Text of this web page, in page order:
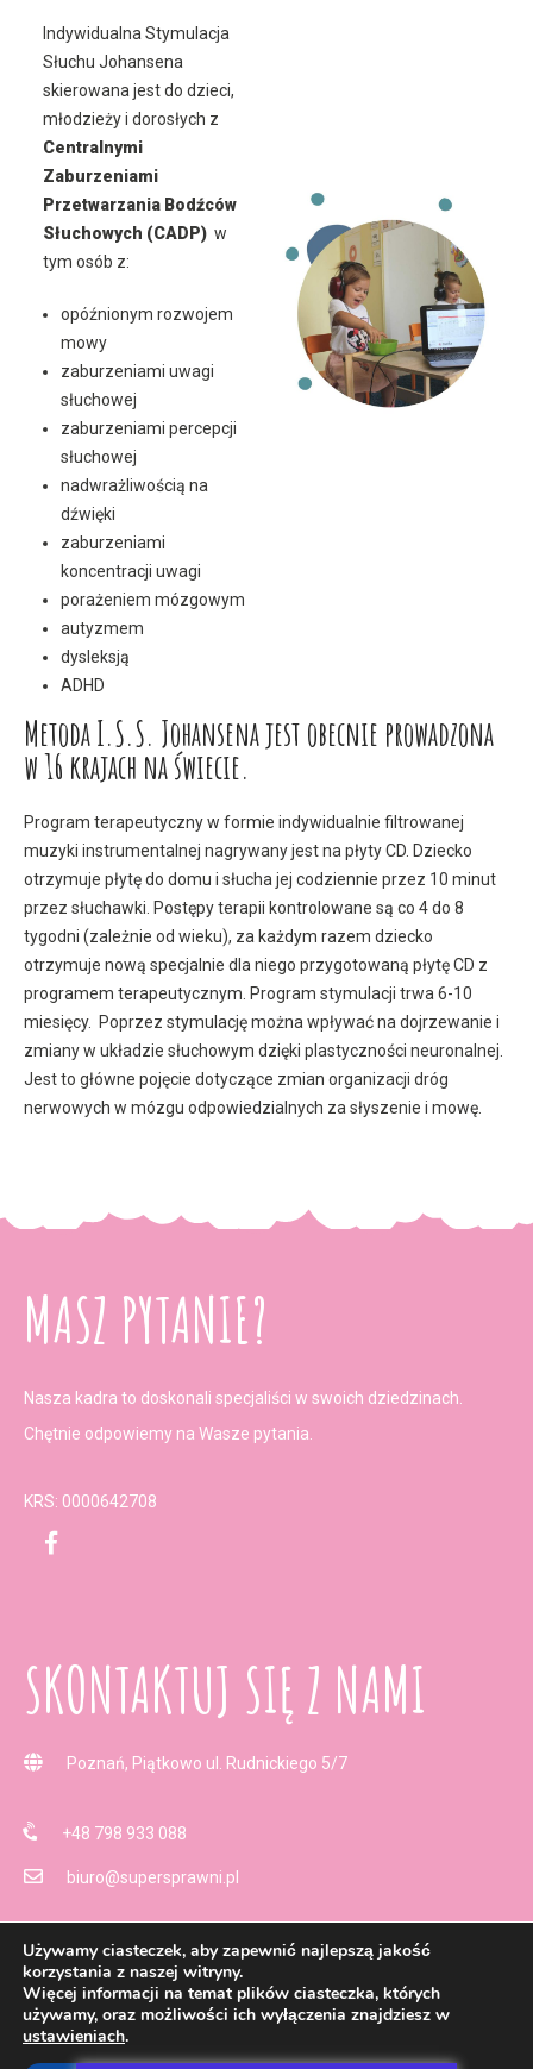
Indywidualna Stymulacja
Słuchu Johansena
skierowana jest do dzieci,
młodzieży i dorosłych z
Centralnymi
Zaburzeniami
Przetwarzania Bodźców
Słuchowych (CADP) w
tym osób z:
opóźnionym rozwojem
mowy
zaburzeniami uwagi
słuchowej
zaburzeniami percepcji
słuchowej
nadwrażliwością na
dźwięki
zaburzeniami
koncentracji uwagi
porażeniem mózgowym
autyzmem
dysleksją
ADHD
Metoda I.S.S. Johansena jest obecnie prowadzona
w 16 krajach na świecie.
Program terapeutyczny w formie indywidualnie filtrowanej
muzyki instrumentalnej nagrywany jest na płyty CD. Dziecko
otrzymuje płytę do domu i słucha jej codziennie przez 10 minut
przez słuchawki. Postępy terapii kontrolowane są co 4 do 8
tygodni (zależnie od wieku), za każdym razem dziecko
otrzymuje nową specjalnie dla niego przygotowaną płytę CD z
programem terapeutycznym. Program stymulacji trwa 6-10
miesięcy. Poprzez stymulację można wpływać na dojrzewanie i
zmiany w układzie słuchowym dzięki plastyczności neuronalnej.
Jest to główne pojęcie dotyczące zmian organizacji dróg
nerwowych w mózgu odpowiedzialnych za słyszenie i mowę.
MASZ PYTANIE?
Nasza kadra to doskonali specjaliści w swoich dziedzinach.
Chętnie odpowiemy na Wasze pytania.
KRS: 0000642708
SKONTAKTUJ SIĘ Z NAMI
Poznań, Piątkowo ul. Rudnickiego 5/7
+48 798 933 088
biuro@supersprawni.pl
Copyright © Supersprawni 2019. All Rights Reserved Polityka
prywatności
Używamy ciasteczek, aby zapewnić najlepszą jakość
korzystania z naszej witryny.
Więcej informacji na temat plików ciasteczka, których
używamy, oraz możliwości ich wyłączenia znajdziesz w
ustawieniach.